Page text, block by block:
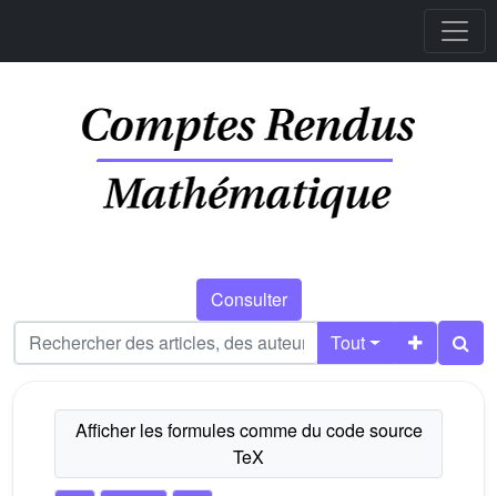
Consulter
Tout